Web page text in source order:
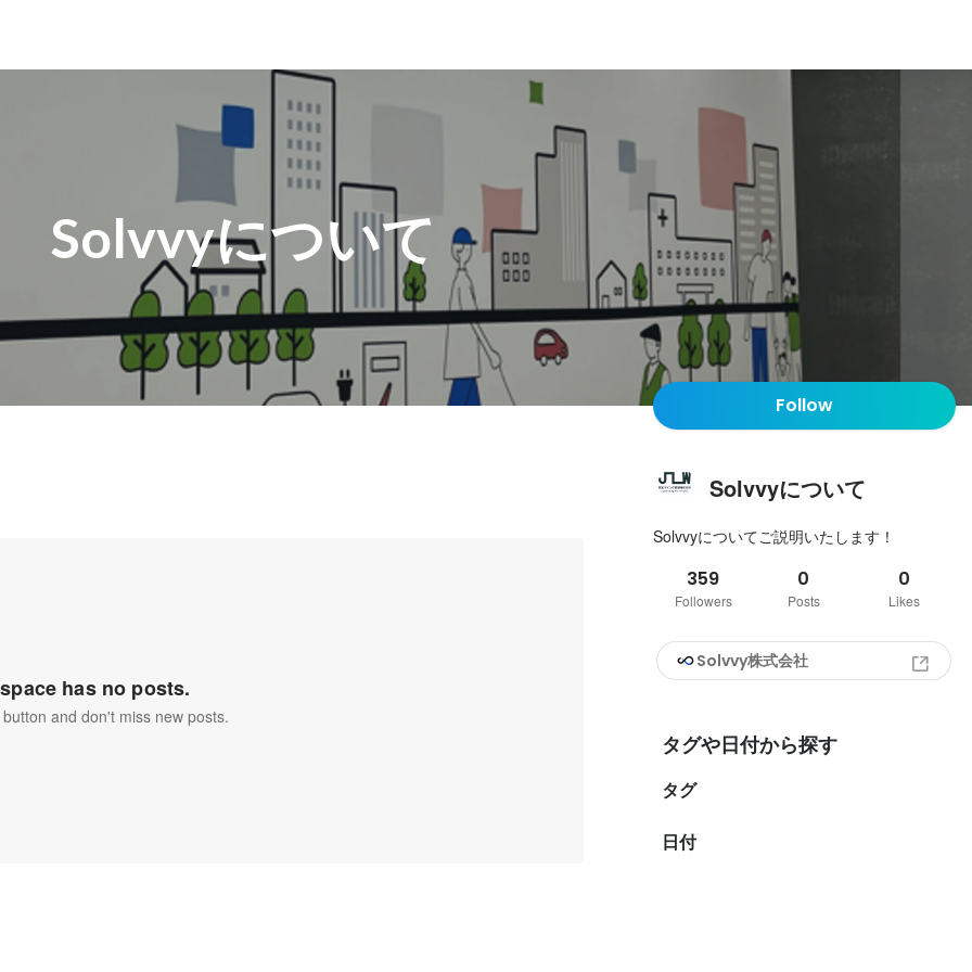
Solvvyについて
has no posts.
and don't miss new posts.
Follow
Solvvyについて
Solvvyについてご説明いたします！
359
Followers
0
Posts
0
Likes
Solvvy株式会社
タグや日付から探す
タグ
日付